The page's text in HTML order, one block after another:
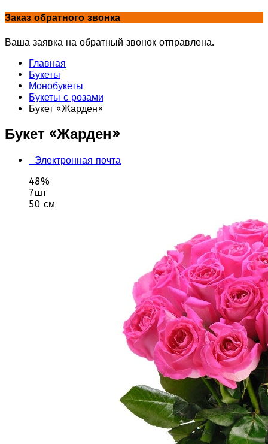
Заказ обратного звонка
Ваша заявка на обратный звонок отправлена.
Главная
Букеты
Монобукеты
Букеты с розами
Букет «Жарден»
Букет «Жарден»
Электронная почта
48%
7шт
50 см